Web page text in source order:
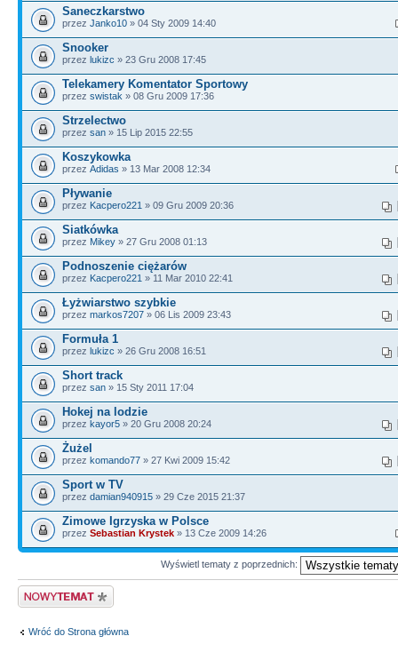
Saneczkarstwo
przez Janko10 » 04 Sty 2009 14:40
Snooker
przez lukizc » 23 Gru 2008 17:45
Telekamery Komentator Sportowy
przez swistak » 08 Gru 2009 17:36
Strzelectwo
przez san » 15 Lip 2015 22:55
Koszykowka
przez Adidas » 13 Mar 2008 12:34
Pływanie
przez Kacpero221 » 09 Gru 2009 20:36
Siatkówka
przez Mikey » 27 Gru 2008 01:13
Podnoszenie ciężarów
przez Kacpero221 » 11 Mar 2010 22:41
Łyżwiarstwo szybkie
przez markos7207 » 06 Lis 2009 23:43
Formuła 1
przez lukizc » 26 Gru 2008 16:51
Short track
przez san » 15 Sty 2011 17:04
Hokej na lodzie
przez kayor5 » 20 Gru 2008 20:24
Żużel
przez komando77 » 27 Kwi 2009 15:42
Sport w TV
przez damian940915 » 29 Cze 2015 21:37
Zimowe Igrzyska w Polsce
przez Sebastian Krystek » 13 Cze 2009 14:26
Wyświetl tematy z poprzednich:
Wyślij nowy temat
Wróć do Strona główna